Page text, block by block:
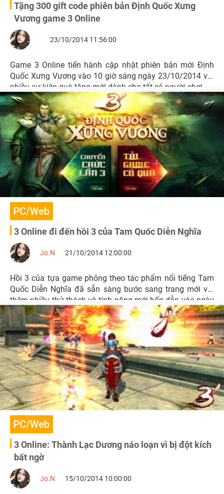
Tặng 300 gift code phiên bản Định Quốc Xưng
Vương game 3 Online
23/10/2014 11:56:00
Game 3 Online tiến hành cập nhật phiên bản mới Định
Quốc Xưng Vương vào 10 giờ sáng ngày 23/10/2014 với
nhiều sự kiện quà tặng mới dành cho tất cả người chơi.
PC/Web
3 Online đi đến hồi 3 của Tam Quốc Diễn Nghĩa
Jo.N 21/10/2014 12:00:00
Hồi 3 của tựa game phỏng theo tác phẩm nổi tiếng Tam
Quốc Diễn Nghĩa đã sẵn sàng bước sang trang mới với
thêm nhiều thử thách và tính năng mới hấp dẫn vào ngày
23/10 tới đây.
PC/Web
3 Online: Thành Lạc Dương náo loạn vì bị đột kích
bất ngờ
Jo.N 15/10/2014 10:00:00